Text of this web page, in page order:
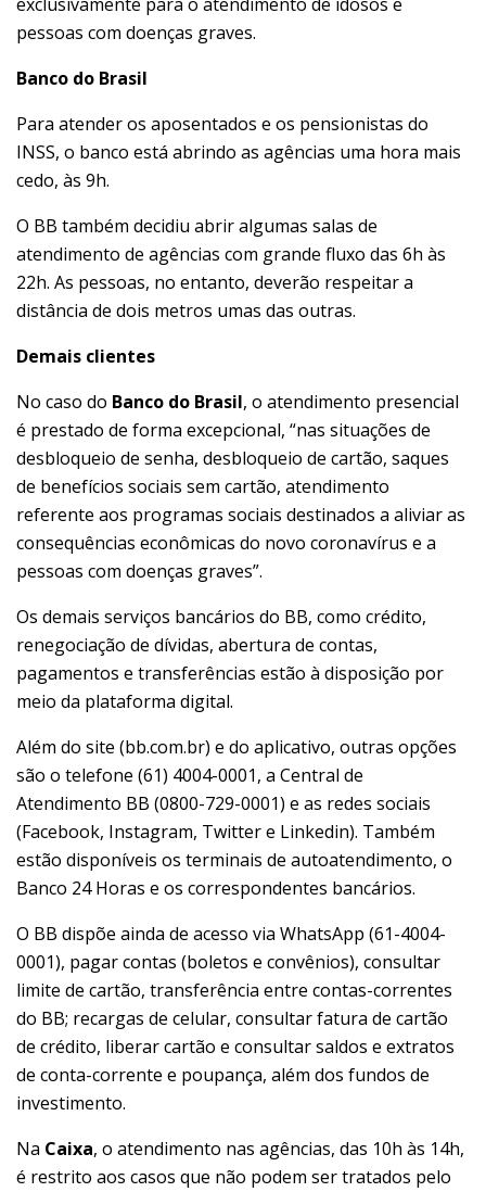
exclusivamente para o atendimento de idosos e
pessoas com doenças graves.
Banco do Brasil
Para atender os aposentados e os pensionistas do
INSS, o banco está abrindo as agências uma hora mais
cedo, às 9h.
O BB também decidiu abrir algumas salas de
atendimento de agências com grande fluxo das 6h às
22h. As pessoas, no entanto, deverão respeitar a
distância de dois metros umas das outras.
Demais clientes
No caso do Banco do Brasil, o atendimento presencial
é prestado de forma excepcional, “nas situações de
desbloqueio de senha, desbloqueio de cartão, saques
de benefícios sociais sem cartão, atendimento
referente aos programas sociais destinados a aliviar as
consequências econômicas do novo coronavírus e a
pessoas com doenças graves”.
Os demais serviços bancários do BB, como crédito,
renegociação de dívidas, abertura de contas,
pagamentos e transferências estão à disposição por
meio da plataforma digital.
Além do site (bb.com.br) e do aplicativo, outras opções
são o telefone (61) 4004-0001, a Central de
Atendimento BB (0800-729-0001) e as redes sociais
(Facebook, Instagram, Twitter e Linkedin). Também
estão disponíveis os terminais de autoatendimento, o
Banco 24 Horas e os correspondentes bancários.
O BB dispõe ainda de acesso via WhatsApp (61-4004-
0001), pagar contas (boletos e convênios), consultar
limite de cartão, transferência entre contas-correntes
do BB; recargas de celular, consultar fatura de cartão
de crédito, liberar cartão e consultar saldos e extratos
de conta-corrente e poupança, além dos fundos de
investimento.
Na Caixa, o atendimento nas agências, das 10h às 14h,
é restrito aos casos que não podem ser tratados pelo